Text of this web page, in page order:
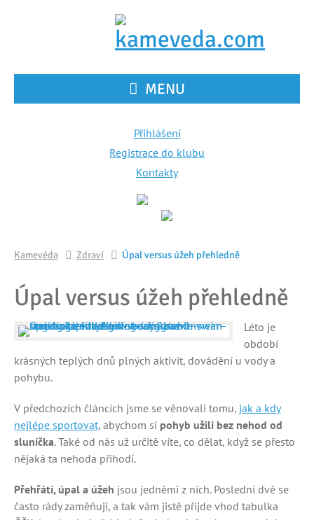
MENU
Přihlášení
Registrace do klubu
Kontakty
Kamevéda Zdraví Úpal versus úžeh přehledně
Úpal versus úžeh přehledně
Léto je
období
krásných teplých dnů plných aktivit, dovádění u vody a
pohybu.
V předchozích článcích jsme se věnovali tomu, jak a kdy
nejlépe sportovat, abychom si pohyb užili bez nehod od
sluníčka. Také od nás už určitě víte, co dělat, když se přesto
nějaká ta nehoda přihodí.
Přehřátí, úpal a úžeh jsou jedněmi z nich. Poslední dvě se
často rády zaměňují, a tak vám jistě přijde vhod tabulka